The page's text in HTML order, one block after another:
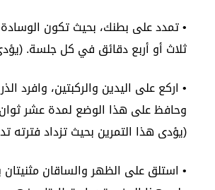
• تمدد على بطنك، بحيث تكون الوسادة
ثلاث أو أربع دقائق في كل جلسة. (يؤدى هذا
• اركع على اليدين والركبتين، وافرد
وحافظ على هذا الوضع لمدة عشر ثوان،
(يؤدى هذا التمرين بحيث تزداد فترته